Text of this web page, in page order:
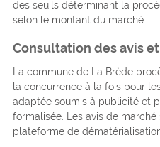
des seuils déterminant la
selon le montant du marché.
Consultation des avis
La commune de La Brède
la concurrence à la fois pour
adaptée soumis à publicité et
formalisée. Les avis de
plateforme de